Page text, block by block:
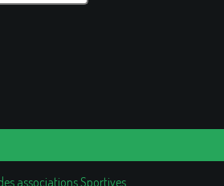
associations Sportives